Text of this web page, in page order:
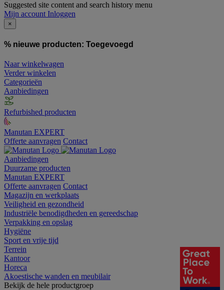
Suggested site content and search history menu
Mijn account Inloggen
×
% nieuwe producten: Toegevoegd
Naar winkelwagen
Verder winkelen
Categorieën
Aanbiedingen
Refurbished producten
Manutan EXPERT
Offerte aanvragen Contact
Aanbiedingen
Duurzame producten
Manutan EXPERT
Offerte aanvragen Contact
Magazijn en werkplaats
Veiligheid en gezondheid
Industriële benodigdheden en gereedschap
Verpakking en opslag
Hygiëne
Sport en vrije tijd
Terrein
Kantoor
Horeca
Akoestische wanden en meubilair
Bekijk de hele productgroep